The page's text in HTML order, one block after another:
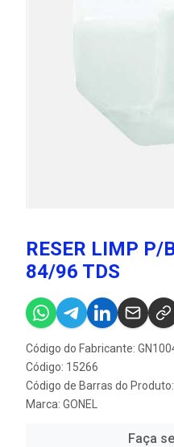
RESER LIMP P/
84/96 TDS
Código do Fabricante:
Código: 15266
Código de Barras do
Marca: GONEL
Faça